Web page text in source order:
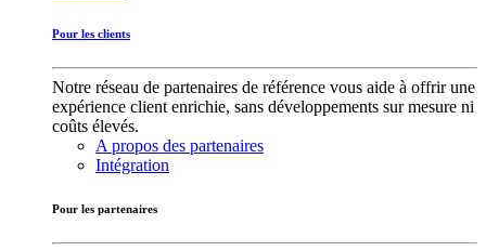
Pour les clients
Notre réseau de partenaires de référence vous aide à offrir une
expérience client enrichie, sans développements sur mesure ni
coûts élevés.
A propos des partenaires
Intégration
Pour les partenaires